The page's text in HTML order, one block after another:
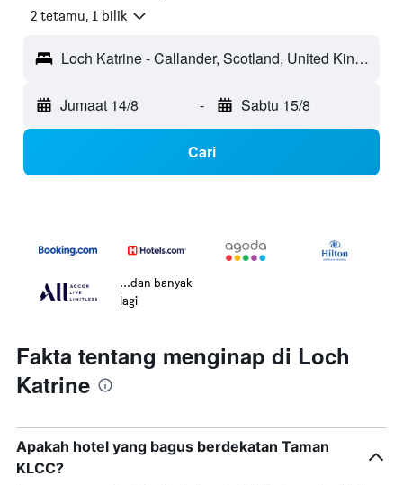
2 tetamu, 1 bilik
Loch Katrine - Callander, Scotland, United Kingdom
Jumaat 14/8 - Sabtu 15/8
Cari
...dan banyak
lagi
Fakta tentang menginap di Loch
Katrine
Apakah hotel yang bagus berdekatan Taman
KLCC?